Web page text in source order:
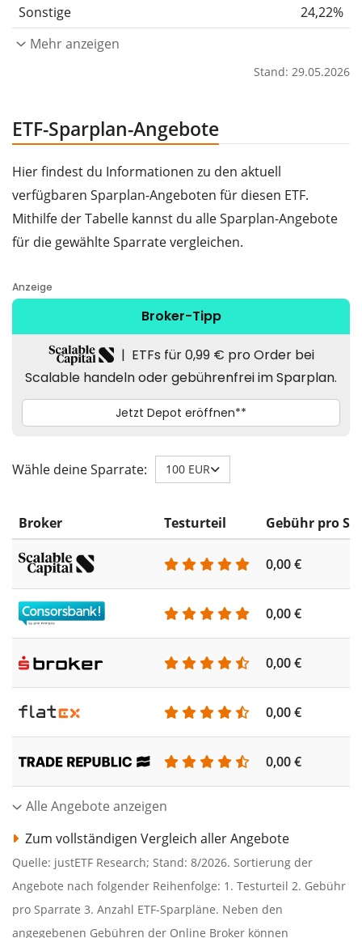
Sonstige
24,22%
Mehr anzeigen
Stand: 29.05.2026
ETF-Sparplan-Angebote
Hier findest du Informationen zu den aktuell
verfügbaren Sparplan-Angeboten für diesen ETF.
Mithilfe der Tabelle kannst du alle Sparplan-Angebote
für die gewählte Sparrate vergleichen.
Wähle deine Sparrate: 100 EUR
Broker Testurteil Gebühr pro
0,00 €
0,00 €
0,00 €
0,00 €
0,00 €
Alle Angebote anzeigen
Zum vollständigen Vergleich aller Angebote
Quelle: justETF Research; Stand: 8/2026. Sortierung der
Angebote nach folgender Reihenfolge: 1. Testurteil 2. Gebühr
pro Sparrate 3. Anzahl ETF-Sparpläne. Neben den
angegebenen Gebühren der Online Broker können